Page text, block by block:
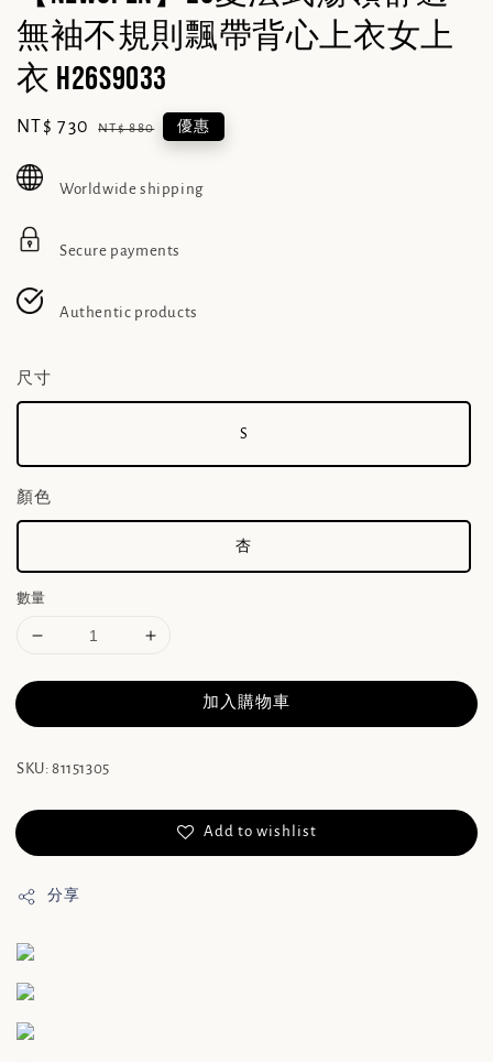
無袖不規則飄帶背心上衣女上
衣 H26S9033
Sale
NT$ 730 Regular
NT$ 880 優惠
Worldwide shipping
Secure payments
Authentic products
尺寸
S
顏色
杏
數量
加入購物車
SKU: 81151305
Add to wishlist
分享